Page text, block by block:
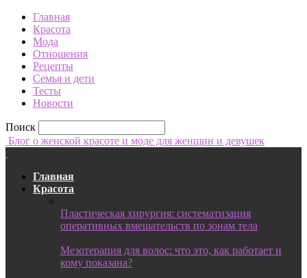
Главная
Красота
Мода
Отношения
Рецепты
Семья и дети
Тесты
Новости
Поиск
Блог о женской красоте и моде для женщин и девушек
Главная
Красота
Пластическая хирургия: систематизация
оперативных вмешательств по зонам тела
Мезотерапия для волос: что это, как работает и
кому показана?